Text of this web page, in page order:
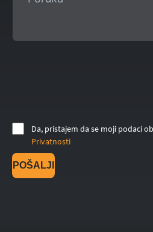
Da, pristajem da se moji podaci
Privatnosti
POŠALJI